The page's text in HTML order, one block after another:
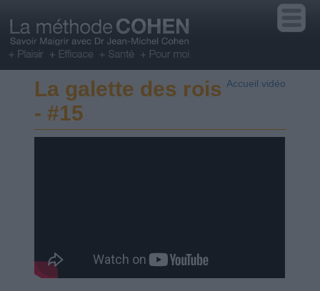
Accueil vidéo
La galette des rois
- #15